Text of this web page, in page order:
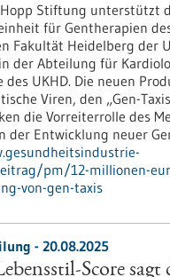
Stiftung unterstützt
für Gentherapien
Fakultät Heidelberg der
der Abteilung für
des UKHD. Die neuen
Viren, den „Gen-
die Vorreiterrolle des
der Entwicklung neuer
pm/12-millionen-
von-gen-taxis
- 20.08.2025
Score sagt